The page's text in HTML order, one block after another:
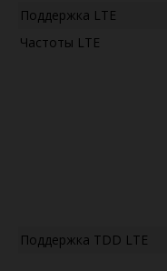
Поддержка LTE
Частоты LTE
Поддержка TDD LTE